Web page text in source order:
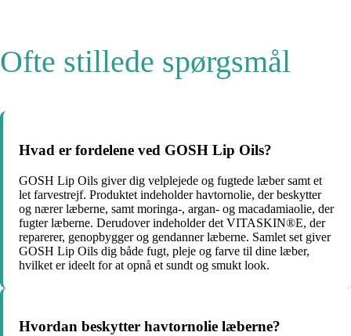
Ofte stillede spørgsmål
Hvad er fordelene ved GOSH Lip Oils?
GOSH Lip Oils giver dig velplejede og fugtede læber samt et
let farvestrejf. Produktet indeholder havtornolie, der beskytter
og nærer læberne, samt moringa-, argan- og macadamiaolie, der
fugter læberne. Derudover indeholder det VITASKIN®E, der
reparerer, genopbygger og gendanner læberne. Samlet set giver
GOSH Lip Oils dig både fugt, pleje og farve til dine læber,
hvilket er ideelt for at opnå et sundt og smukt look.
Hvordan beskytter havtornolie læberne?